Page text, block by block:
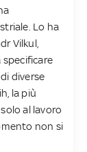
Lo ha
Vilkul,
diverse
la più
al lavoro
non si